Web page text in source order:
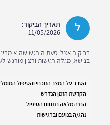
ל
תאריך הביקור:
11/05/2026
בביקור אצל יפעת הורגש שהיא
בנושא, מגלה רגישות ורצון מורגש
הסבר על המצב הנוכחי והטיפול
הקדשת הזמן הנדרש
הבנה מלאה בתחום הטיפול
נהג/ה בנועם וברגישות